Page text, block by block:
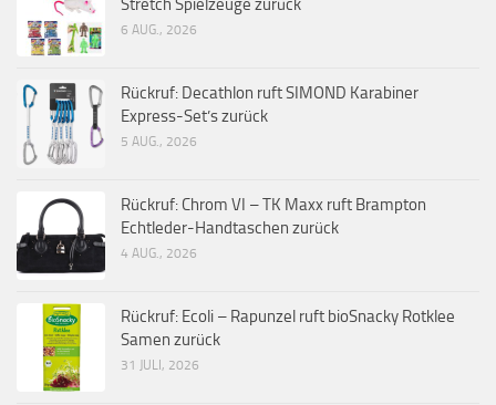
Stretch Spielzeuge zurück
6 AUG., 2026
Rückruf: Decathlon ruft SIMOND Karabiner
Express-Set’s zurück
5 AUG., 2026
Rückruf: Chrom VI – TK Maxx ruft Brampton
Echtleder-Handtaschen zurück
4 AUG., 2026
Rückruf: Ecoli – Rapunzel ruft bioSnacky Rotklee
Samen zurück
31 JULI, 2026